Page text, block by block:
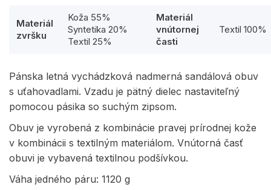
Materiál
zvršku
Koža 55%
Syntetika 20%
Textil 25%
Materiál
vnútornej
časti
Textil 100%
Pánska letná vychádzková nadmerná sandálová obuv
s uťahovadlami. Vzadu je pätný dielec nastaviteľný
pomocou pásika so suchým zipsom.
Obuv je vyrobená z kombinácie pravej prírodnej kože
v kombinácii s textilným materiálom. Vnútorná časť
obuvi je vybavená textilnou podšívkou.
Váha jedného páru: 1120 g